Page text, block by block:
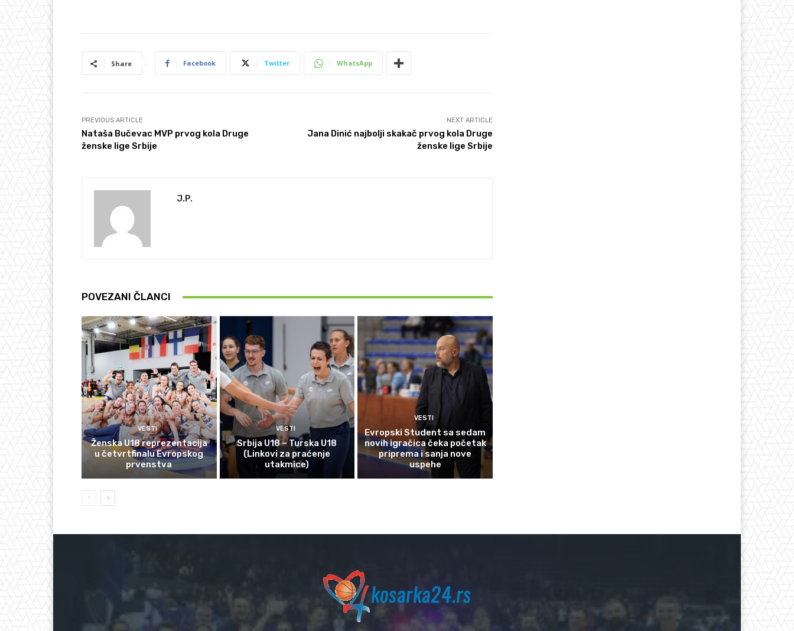
Share Facebook Twitter WhatsApp
PREVIOUS ARTICLE
Nataša Bučevac MVP prvog kola Druge
ženske lige Srbije
NEXT ARTICLE
Jana Dinić najbolji skakač prvog kola Druge
ženske lige Srbije
J.P.
POVEZANI ČLANCI
VESTI
Ženska U18 reprezentacija
u četvrtfinalu Evropskog
prvenstva
VESTI
Srbija U18 – Turska U18
(Linkovi za praćenje
utakmice)
VESTI
Evropski Student sa sedam
novih igračica čeka početak
priprema i sanja nove
uspehe